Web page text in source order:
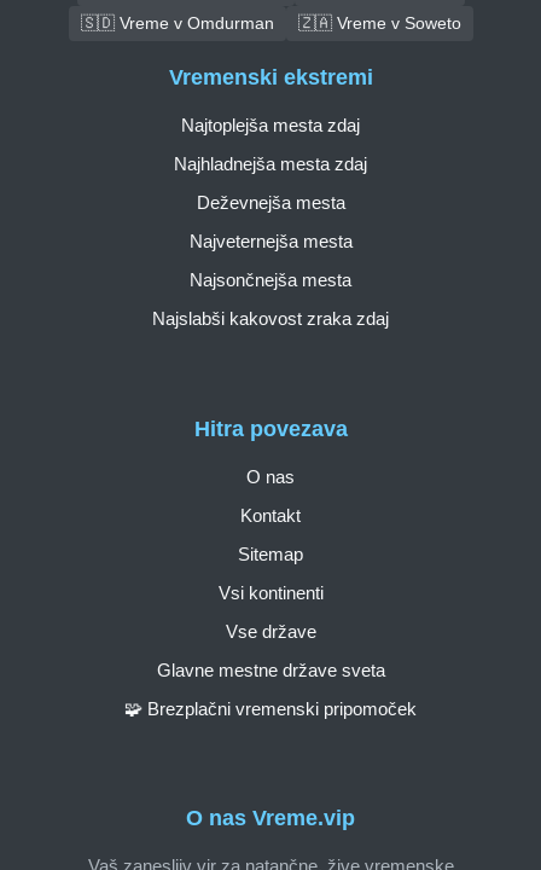
🇸🇩 Vreme v Omdurman
🇿🇦 Vreme v Soweto
O nas Vreme.vip
Vaš zanesljiv vir za natančne, žive vremenske
Hitra povezava
O nas
Kontakt
Sitemap
Vsi kontinenti
Vse države
Glavne mestne države sveta
🧩 Brezplačni vremenski pripomoček
Vremenski ekstremi
Najtoplejša mesta zdaj
Najhladnejša mesta zdaj
Deževnejša mesta
Najveternejša mesta
Najsončnejša mesta
Najslabši kakovost zraka zdaj